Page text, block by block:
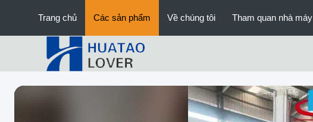
Trang chủ Các sản phẩm Về chúng tôi Tham quan nhà máy